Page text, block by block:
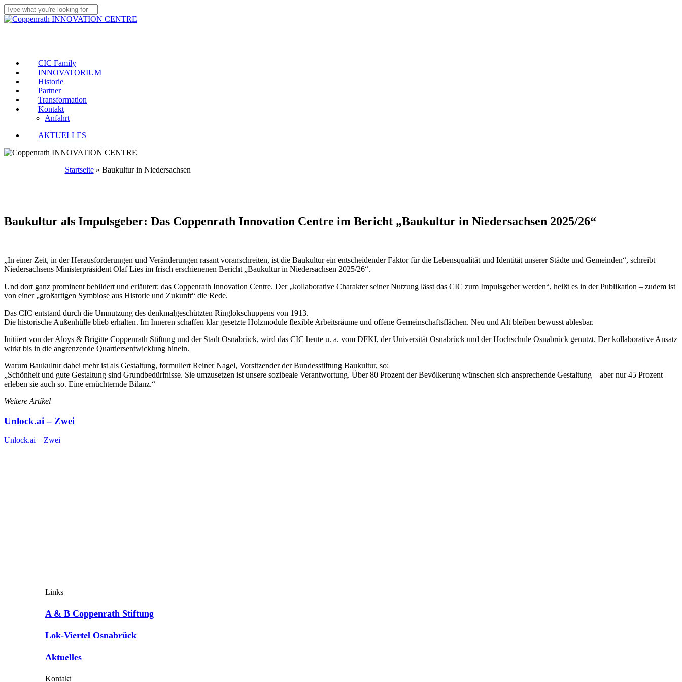
Skip
to
Close
CIC Family
INNOVATORIUM
Historie
Partner
Transformation
Kontakt
Anfahrt
AKTUELLES
Startseite» Baukultur in Niedersachsen
Baukultur als Impulsgeber: Das Coppenrath Innovation Centre im Bericht „Baukultur in Niedersachsen 2025/26“
„In einer Zeit, in der Herausforderungen und Veränderungen rasant voranschreiten, ist die Baukultur ein entscheidender Faktor für die Lebensqualität und Identität unserer Städte und Gemeinden“, schreibt
Niedersachsens Ministerpräsident Olaf Lies im frisch erschienenen Bericht „Baukultur in Niedersachsen 2025/26“.
Und dort ganz prominent bebildert und erläutert: das Coppenrath Innovation Centre. Der „kollaborative Charakter seiner Nutzung lässt das CIC zum Impulsgeber werden“, heißt es in der Publikation – zudem ist
von einer „großartigen Symbiose aus Historie und Zukunft“ die Rede.
Das CIC entstand durch die Umnutzung des denkmalgeschützten Ringlokschuppens von 1913.
Die historische Außenhülle blieb erhalten. Im Inneren schaffen klar gesetzte Holzmodule flexible Arbeitsräume und offene Gemeinschaftsflächen. Neu und Alt bleiben bewusst ablesbar.
Initiiert von der Aloys & Brigitte Coppenrath Stiftung und der Stadt Osnabrück, wird das CIC heute u. a. vom DFKI, der Universität Osnabrück und der Hochschule Osnabrück genutzt. Der kollaborative Ansatz
wirkt bis in die angrenzende Quartiersentwicklung hinein.
Warum Baukultur dabei mehr ist als Gestaltung, formuliert Reiner Nagel, Vorsitzender der Bundesstiftung Baukultur, so:
„Schönheit und gute Gestaltung sind Grundbedürfnisse. Sie umzusetzen ist unsere sozibeale Verantwortung. Über 80 Prozent der Bevölkerung wünschen sich ansprechende Gestaltung – aber nur 45 Prozent
erleben sie auch so. Eine ernüchternde Bilanz.“
Weitere Artikel
Unlock.ai – Zwei
Unlock.ai – Zwei
Links
A & B Coppenrath Stiftung
Lok-Viertel Osnabrück
Aktuelles
Kontakt